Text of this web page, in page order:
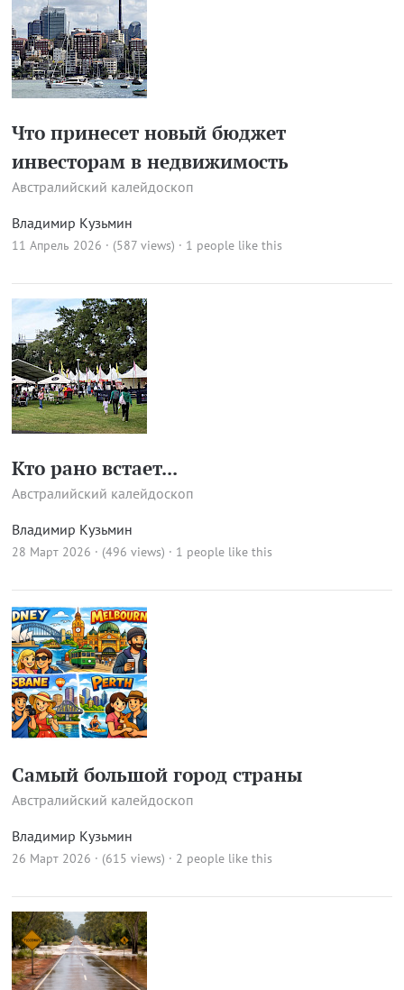
Что принесет новый бюджет
инвесторам в недвижимость
Австралийский калейдоскоп
Владимир Кузьмин
11 Апрель 2026 · (587 views) · 1 people like this
Кто рано встает...
Австралийский калейдоскоп
Владимир Кузьмин
28 Март 2026 · (496 views) · 1 people like this
Самый большой город страны
Австралийский калейдоскоп
Владимир Кузьмин
26 Март 2026 · (615 views) · 2 people like this